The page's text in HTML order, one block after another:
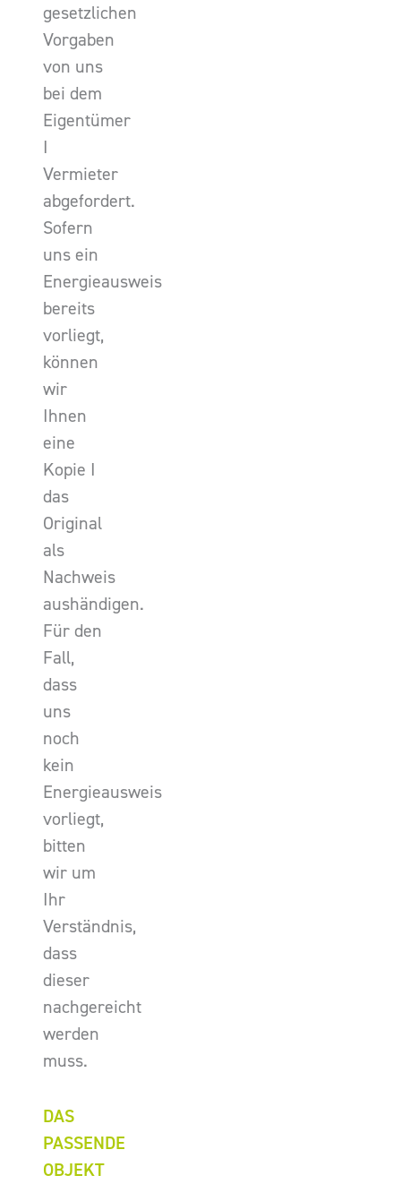
gesetzlichen
Vorgaben
von uns
bei dem
Eigentümer
I
Vermieter
abgefordert.
Sofern
uns ein
Energieausweis
bereits
vorliegt,
können
wir
Ihnen
eine
Kopie I
das
Original
als
Nachweis
aushändigen.
Für den
Fall,
dass
uns
noch
kein
Energieausweis
vorliegt,
bitten
wir um
Ihr
Verständnis,
dass
dieser
nachgereicht
werden
muss.
DAS
PASSENDE
OBJEKT